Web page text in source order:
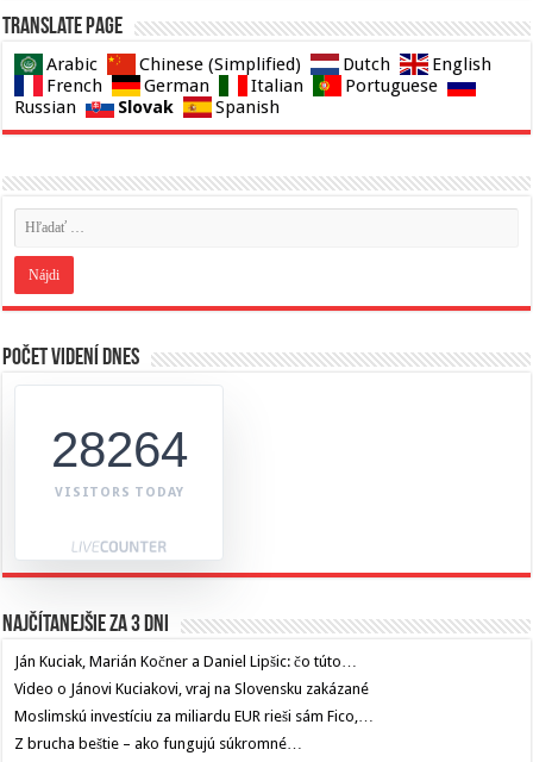
Translate page
Arabic Chinese (Simplified) Dutch
English
French
German Italian
Portuguese
Russian
Slovak Spanish
Počet videní dnes
28264
VISITORS TODAY
Najčítanejšie za 3 dni
Ján Kuciak, Marián Kočner a Daniel Lipšic: čo túto…
Video o Jánovi Kuciakovi, vraj na Slovensku zakázané
Moslimskú investíciu za miliardu EUR rieši sám Fico,…
Z brucha beštie – ako fungujú súkromné…